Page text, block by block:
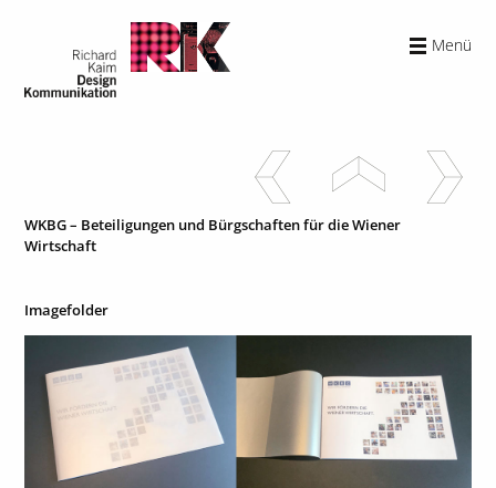
Menü
WKBG – Beteiligungen und Bürgschaften für die Wiener
Wirtschaft
Imagefolder